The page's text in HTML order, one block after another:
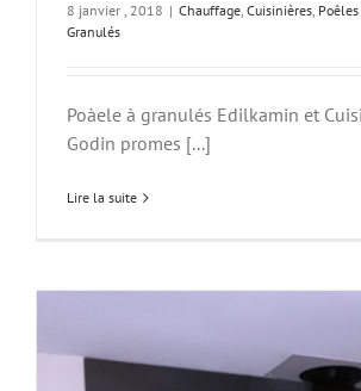
8 janvier , 2018 | Chauffage, Cuisinières,
Granulés
Poàele à granulés Edilkamin et
Godin promes [...]
Lire la suite